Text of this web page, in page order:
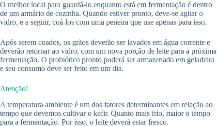
O melhor local para guardá-lo enquanto está em fermentação é dentro
de um armário de cozinha. Quando estiver pronto, deve-se agitar o
vidro, e a seguir, coá-los com uma peneira que use apenas para isso.
Após serem coados, os grãos deverão ser lavados em água corrente e
deverão retornar ao vidro, com um nova porção de leite para a próxima
fermentação. O probiótico pronto poderá ser armazenado em geladeira
e seu consumo deve ser feito em um dia.
Atenção!
A temperatura ambiente é um dos fatores determinantes em relação ao
tempo que devemos cultivar o kefir. Quanto mais frio, maior o tempo
para a fermentação. Por isso, o leite deverá estar fresco.